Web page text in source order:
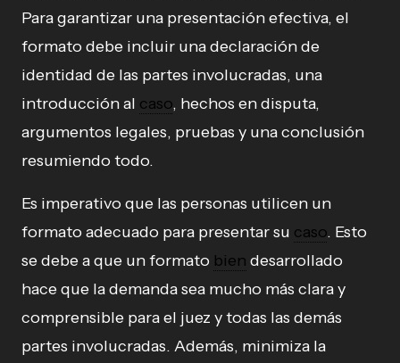
Para garantizar una presentación efectiva, el
formato debe incluir una declaración de
identidad de las partes involucradas, una
introducción al caso, hechos en disputa,
argumentos legales, pruebas y una conclusión
resumiendo todo.
Es imperativo que las personas utilicen un
formato adecuado para presentar su caso. Esto
se debe a que un formato bien desarrollado
hace que la demanda sea mucho más clara y
comprensible para el juez y todas las demás
partes involucradas. Además, minimiza la